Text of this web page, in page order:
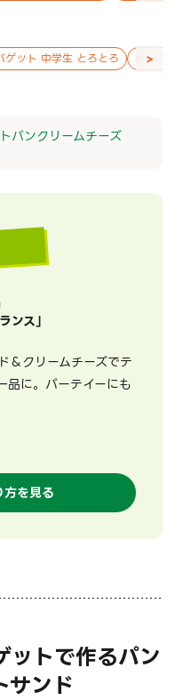
ゲット 中学生 とろとろ #バゲッ
>
パンクリームチーズ
ンス」
＆クリームチーズでテ
品に。パーテイーにも
方を見る
ットで作るパン
サンド